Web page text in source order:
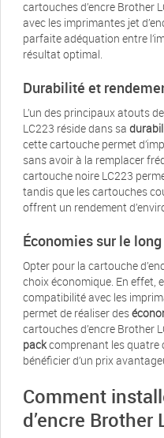
cartouches d’encre Brother
avec les imprimantes jet
parfaite adéquation entre
résultat optimal.
Durabilité et
L’un des principaux atouts
LC223 réside dans sa
cette cartouche permet
sans avoir à la remplacer
cartouche noire LC223
tandis que les cartouches
offrent un rendement
Économies sur le
Opter pour la cartouche
choix économique. En effet,
compatibilité avec les
permet de réaliser des
cartouches d’encre Brother
packcomprenant les quatre
bénéficier d’un prix
Comment
d’encre Brother